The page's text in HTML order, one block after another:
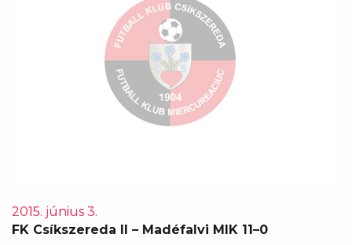
2015. június 3.
FK Csíkszereda II – Madéfalvi MIK 11–0